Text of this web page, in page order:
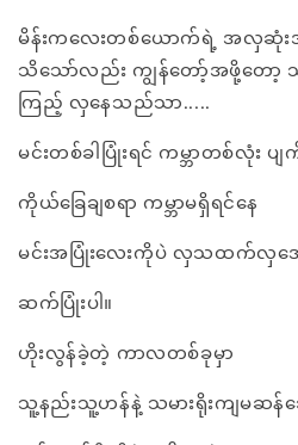
မိန်းကလေးတစ်ယောက်ရဲ့ အလှဆုံး
သိသော်လည်း ကျွန်တော့်အဖို့တေ
ကြည့် လှနေသည်သာ.....
မင်းတစ်ခါပြုံးရင် ကမ္ဘာတစ်လုံး ပ
ကိုယ်ခြေချစရာ ကမ္ဘာမရှိရင်နေ
မင်းအပြုံးလေးကိုပဲ လှသထက်လှအ
ဆက်ပြုံးပါ။
ဟိုးလွန်ခဲ့တဲ့ ကာလတစ်ခုမှာ
သူ့နည်းသူ့ဟန်နဲ့ သမားရိုးကျမဆန်